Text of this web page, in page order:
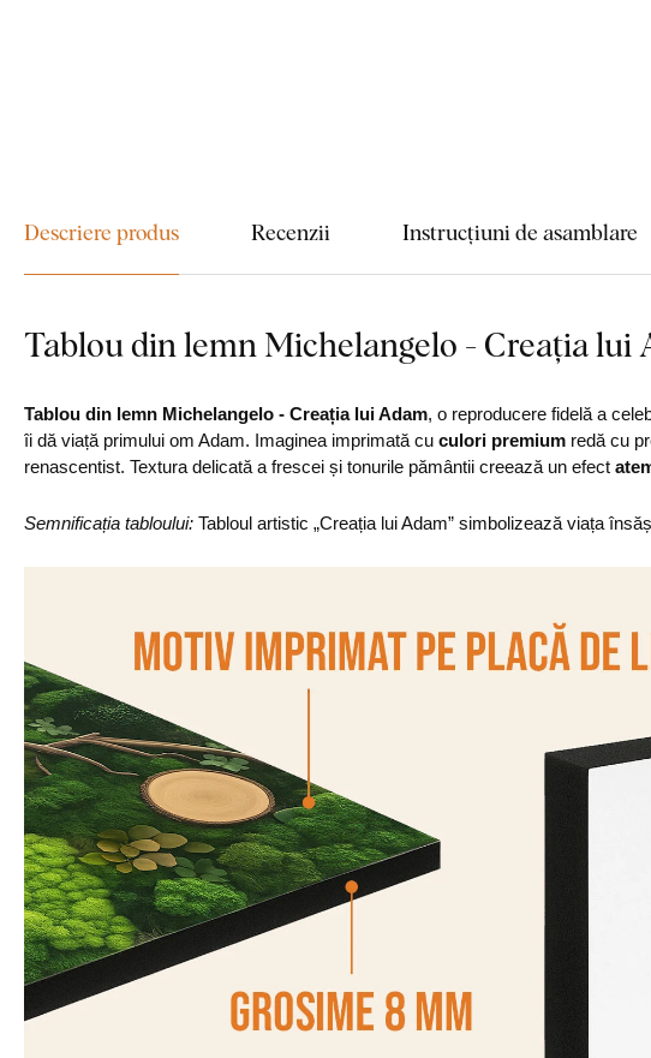
Descriere produs Recenzii Instrucțiuni de asamblare
Tablou din lemn Michelangelo - Creația lui
Tablou din lemn Michelangelo - Creația lui Adam, o reproducere fidelă a
îi dă viață primului om Adam. Imaginea imprimată cu culori premium redă cu
renascentist. Textura delicată a frescei și tonurile pământii creează un efect
Semnificația tabloului: Tabloul artistic „Creația lui Adam” simbolizează viața